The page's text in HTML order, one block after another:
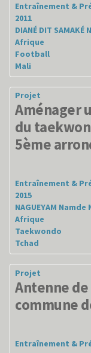
Entraînement &
2011
DIANÉ DIT SAMAKÉ
Afrique
Football
Mali
Projet
Aménager
du
5ème
Entraînement &
2015
NAGUEYAM
Afrique
Taekwondo
Tchad
Projet
Antenne
commune
Entraînement &